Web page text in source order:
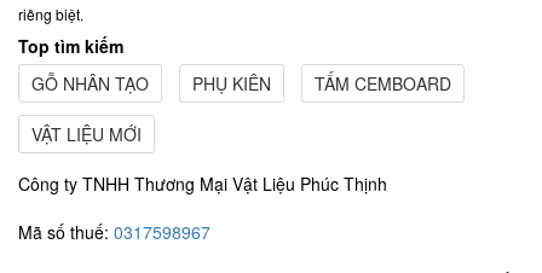
riêng biệt.
Top tìm kiếm
GỖ NHÂN TẠO
PHỤ KIÊN TẤM CEMBOARD
VẬT LIỆU MỚI
Công ty TNHH Thương Mại Vật Liệu Phúc Thịnh
Mã số thuế: 0317598967